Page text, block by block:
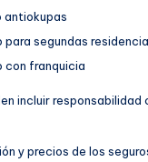
antiokupas
para segundas
con franquicia
incluir responsabilidad
y precios de los